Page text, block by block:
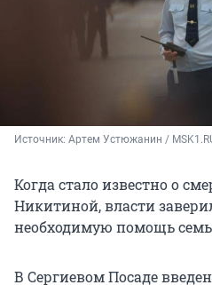
Источник: Артем Устюжанин /
Когда стало известно о
Никитиной, власти
необходимую помощь
В Сергиевом Посаде